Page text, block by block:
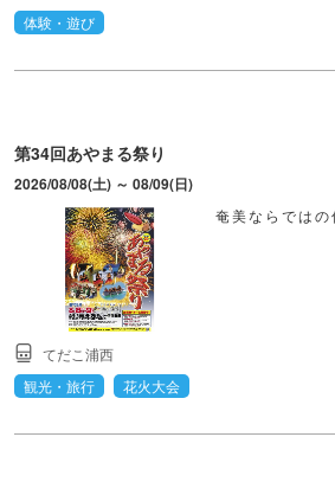
体験・遊び
第34回あやまる祭り
2026/08/08(土) ～ 08/09(日)
奄美ならではの
てだこ浦西
観光・旅行
花火大会